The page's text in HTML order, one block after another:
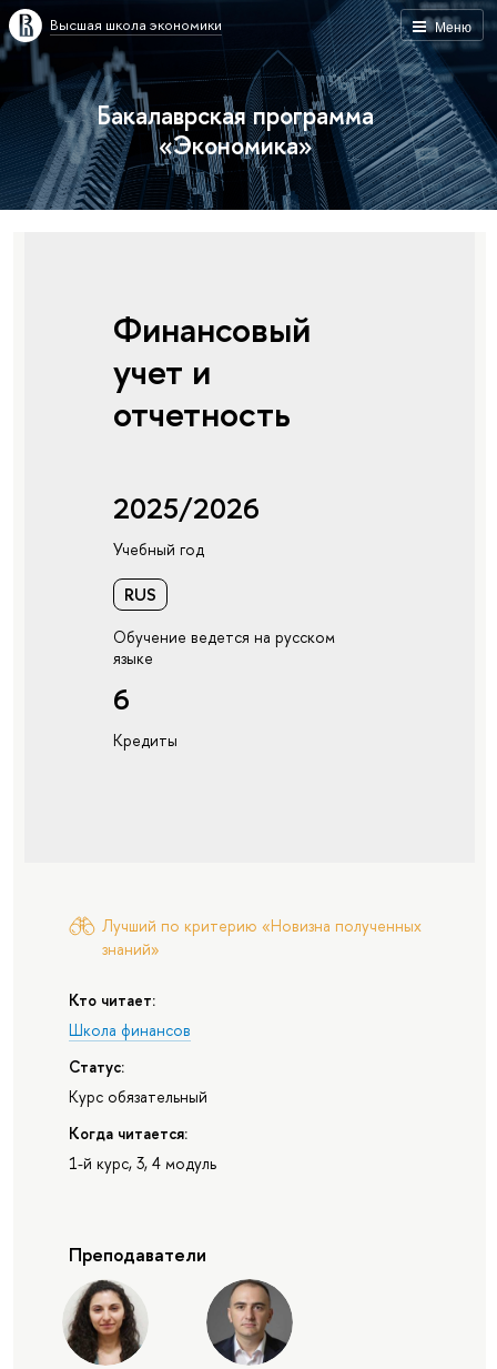
Меню
Высшая школа экономики
Бакалаврская программа
«Экономика»
Финансовый
учет и
отчетность
2025/2026
Учебный год
RUS
Обучение ведется на русском
языке
6
Кредиты
Лучший по критерию «Новизна полученных
знаний»
Кто читает:
Школа финансов
Статус:
Курс обязательный
Когда читается:
1-й курс, 3, 4 модуль
Преподаватели